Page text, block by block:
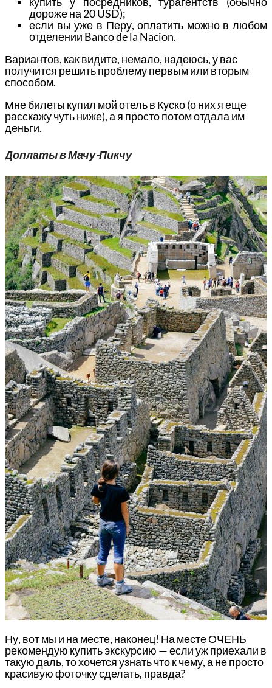
дороже на 20 USD);
если вы уже в Перу, оплатить можно в любом
отделении Banco de la Nacion.
Вариантов, как видите, немало, надеюсь, у вас
получится решить проблему первым или вторым
способом.
Мне билеты купил мой отель в Куско (о них я еще
расскажу чуть ниже), а я просто потом отдала им
деньги.
Доплаты в Мачу-Пикчу
Ну, вот мы и на месте, наконец! На месте ОЧЕНЬ
рекомендую купить экскурсию — если уж приехали в
такую даль, то хочется узнать что к чему, а не просто
красивую фоточку сделать, правда?